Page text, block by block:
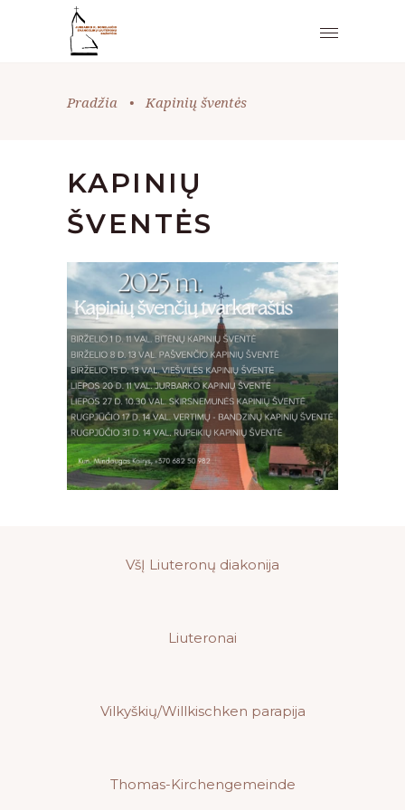
Pradžia • Kapinių šventės
KAPINIŲ
ŠVENTĖS
VšĮ Liuteronų diakonija
Liuteronai
Vilkyškių/Willkischken parapija
Thomas-Kirchengemeinde